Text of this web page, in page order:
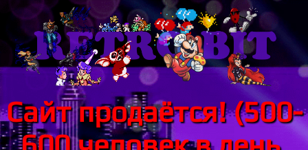
Сайт продаётся! (500-